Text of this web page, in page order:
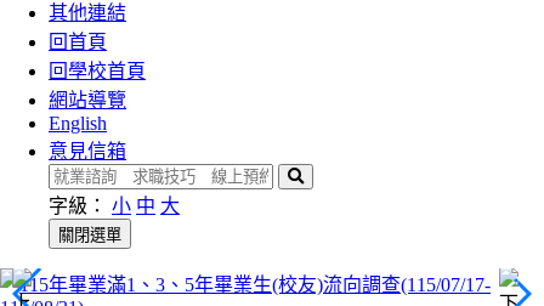
其他連結
回首頁
回學校首頁
網站導覽
English
意見信箱
搜
字級： 小 中 大
關閉選單